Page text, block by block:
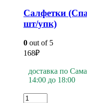
Салфетки
шт/упк)
0 out of 5
168₽
доставка по
14:00 до 18:00